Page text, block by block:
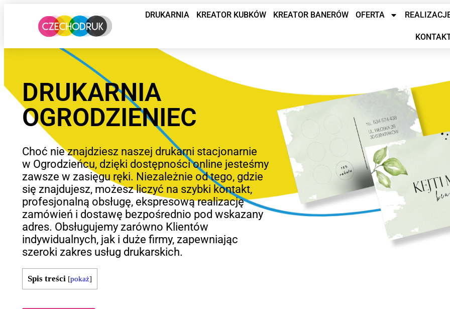
DRUKARNIA KREATOR KUBKÓW KREATOR BANERÓW OFERTA
DRUKARNIA
OGRODZIENIEC
Choć nie znajdziesz naszej drukarni stacjonarnie
w Ogrodzieńcu, dzięki dostępności online jesteśmy
zawsze w zasięgu ręki. Niezależnie od tego, gdzie
się znajdujesz, możesz liczyć na szybki kontakt,
profesjonalną obsługę, ekspresową realizację
zamówień i dostawę bezpośrednio pod wskazany
adres. Obsługujemy zarówno Klientów
indywidualnych, jak i duże firmy, zapewniając
szeroki zakres usług drukarskich.
Spis treści [pokaż]